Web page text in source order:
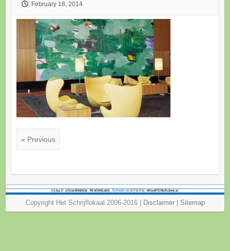
February 18, 2014
« Previous
Copyright Het Schrijflokaal 2006-2016 | Disclaimer| Sitemap